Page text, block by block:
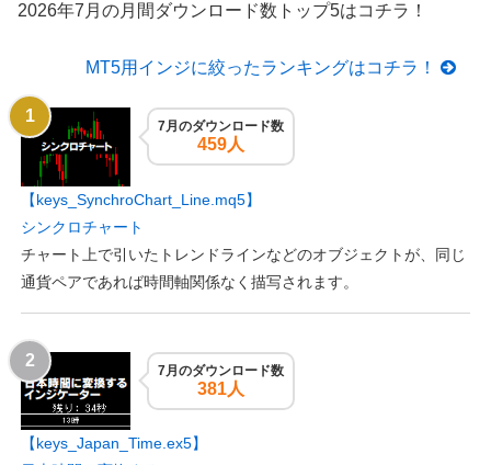
2026年7月の月間ダウンロード数トップ5はコチラ！
MT5用インジに絞ったランキングはコチラ！
【keys_SynchroChart_Line.mq5】
シンクロチャート
チャート上で引いたトレンドラインなどのオブジェクトが、同じ
通貨ペアであれば時間軸関係なく描写されます。
7月のダウンロード数
459人
【keys_Japan_Time.ex5】
7月のダウンロード数
381人